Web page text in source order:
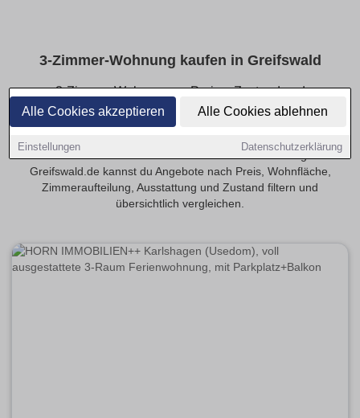
Alle Cookies akzeptieren Alle Cookies ablehnen
Einstellungen Datenschutzerklärung
3-Zimmer-Wohnung kaufen in Greifswald
3-Zimmer-Wohnungen: Preise, Zustand und
Grundrisse im Überblick
beliebte Größe für Paare und Familien. Auf Wohnungen-
Greifswald.de kannst du Angebote nach Preis, Wohnfläche,
Zimmeraufteilung, Ausstattung und Zustand filtern und
übersichtlich vergleichen.